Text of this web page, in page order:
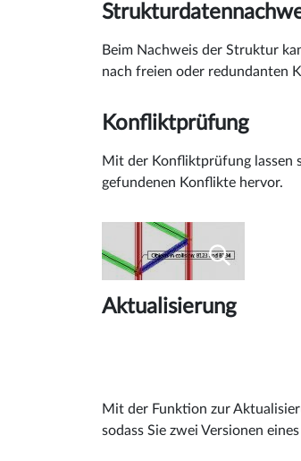
Beim Nachweis der Struktur
nach freien oder redundanten
Konfliktprüfung
Mit der Konfliktprüfung lassen
gefundenen Konflikte hervor.
Aktualisierung
Mit der Funktion zur
sodass Sie zwei Versionen